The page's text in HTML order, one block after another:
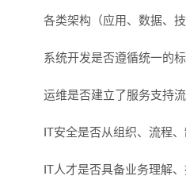
各类架构（应用、数据、
系统开发是否遵循统一的
运维是否建立了服务支持
IT安全是否从组织、流程
IT人才是否具备业务理解